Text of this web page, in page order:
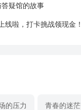
答疑馆的故事
线啦，打卡挑战领现金！
的压力 青春的迷茫